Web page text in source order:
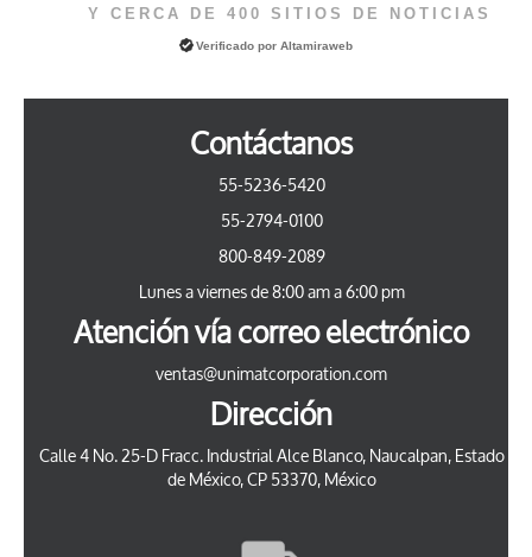
Y CERCA DE 400 SITIOS DE NOTICIAS
Verificado porAltamiraweb
Contáctanos
55-5236-5420
55-2794-0100
800-849-2089
Lunes a viernes de 8:00 am a 6:00 pm
Atención vía correo electrónico
ventas@unimatcorporation.com
Dirección
Calle 4 No. 25-D Fracc. Industrial Alce Blanco, Naucalpan, Estado
de México, CP 53370, México